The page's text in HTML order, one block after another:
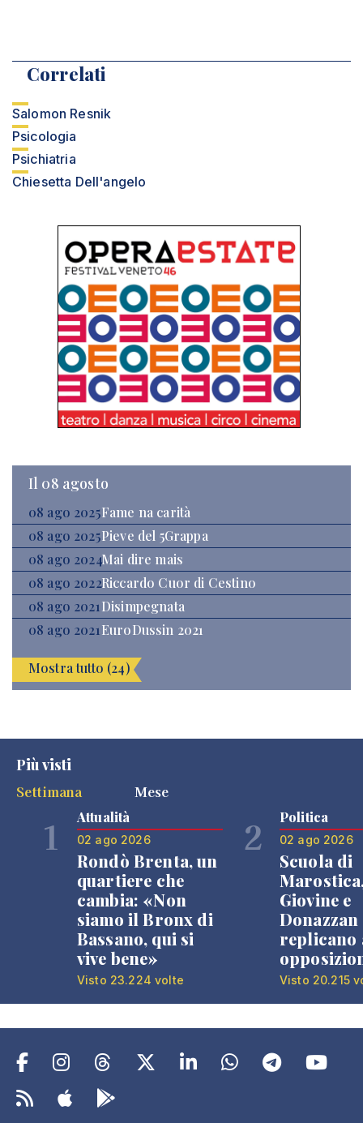
Correlati
Salomon Resnik
Psicologia
Psichiatria
Chiesetta Dell'angelo
Il 08 agosto
08 ago 2025Fame na carità
08 ago 2025Pieve del 5Grappa
08 ago 2024Mai dire mais
08 ago 2022Riccardo Cuor di Cestino
08 ago 2021Disimpegnata
08 ago 2021EuroDussin 2021
Mostra tutto (24)
Più visti
Settimana
Mese
1 Attualità
02 ago 2026
Rondò Brenta, un
quartiere che
cambia: «Non
siamo il Bronx di
Bassano, qui si
vive bene»
Visto 23.224 volte
2 Politica
02 ago 2026
Scuola di
Giovine e
Donazzan
replicano
Visto 20.215